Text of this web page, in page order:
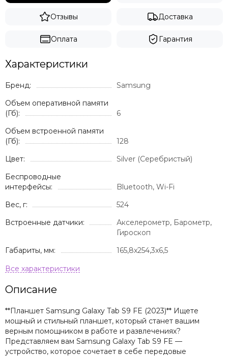
Отзывы Доставка
Оплата Гарантия
Характеристики
Бренд:
Samsung
Объем оперативной памяти
(Гб):
6
Объем встроенной памяти
(Гб):
128
Цвет:
Silver (Серебристый)
Беспроводные
интерфейсы:
Bluetooth, Wi-Fi
Вес, г:
524
Встроенные датчики:
Акселерометр, Барометр,
Гироскоп
Габариты, мм:
165,8x254,3x6,5
Описание
**Планшет Samsung Galaxy Tab S9 FE (2023)** Ищете
мощный и стильный планшет, который станет вашим
верным помощником в работе и развлечениях?
Представляем вам Samsung Galaxy Tab S9 FE —
устройство, которое сочетает в себе передовые